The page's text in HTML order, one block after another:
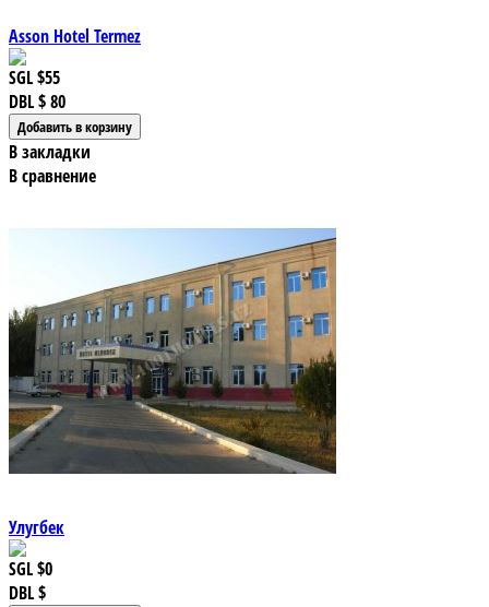
Asson Hotel Termez
SGL$55
DBL$ 80
В закладки
В сравнение
Улугбек
SGL$0
DBL$